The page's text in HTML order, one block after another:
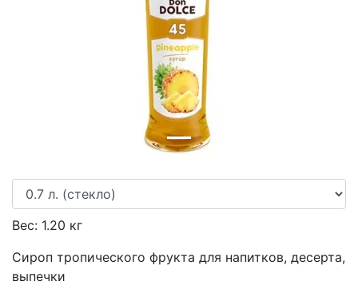
Вес: 1.20 кг
Сироп тропического фрукта для напитков, десерта,
выпечки